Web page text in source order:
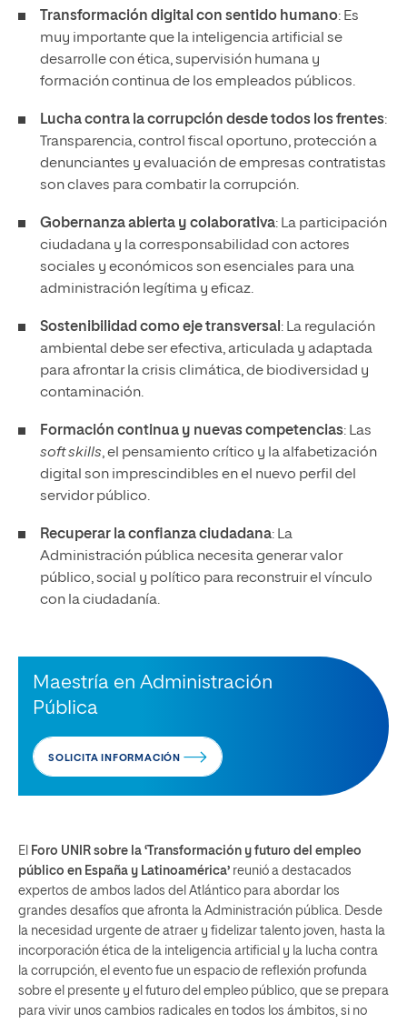
Transformación digital con sentido humano: Es
muy importante que la inteligencia artificial se
desarrolle con ética, supervisión humana y
formación continua de los empleados públicos.
Lucha contra la corrupción desde todos los frentes:
Transparencia, control fiscal oportuno, protección a
denunciantes y evaluación de empresas contratistas
son claves para combatir la corrupción.
Gobernanza abierta y colaborativa: La participación
ciudadana y la corresponsabilidad con actores
sociales y económicos son esenciales para una
administración legítima y eficaz.
Sostenibilidad como eje transversal : La regulación
ambiental debe ser efectiva, articulada y adaptada
para afrontar la crisis climática, de biodiversidad y
contaminación.
Formación continua y nuevas competencias: Las
soft skills, el pensamiento crítico y la alfabetización
digital son imprescindibles en el nuevo perfil del
servidor público.
Recuperar la confianza ciudadana: La
Administración pública necesita generar valor
público, social y político para reconstruir el vínculo
con la ciudadanía.
Maestría en Administración
Pública
SOLICITA INFORMACIÓN
El
Foro UNIR sobre la ‘Transformación y futuro del empleo
público en España y Latinoamérica’ reunió a destacados
expertos de ambos lados del Atlántico para abordar los
grandes desafíos que afronta la Administración pública. Desde
la necesidad urgente de atraer y fidelizar talento joven, hasta la
incorporación ética de la inteligencia artificial y la lucha contra
la corrupción, el evento fue un espacio de reflexión profunda
sobre el presente y el futuro del empleo público, que se prepara
para vivir unos cambios radicales en todos los ámbitos, si no